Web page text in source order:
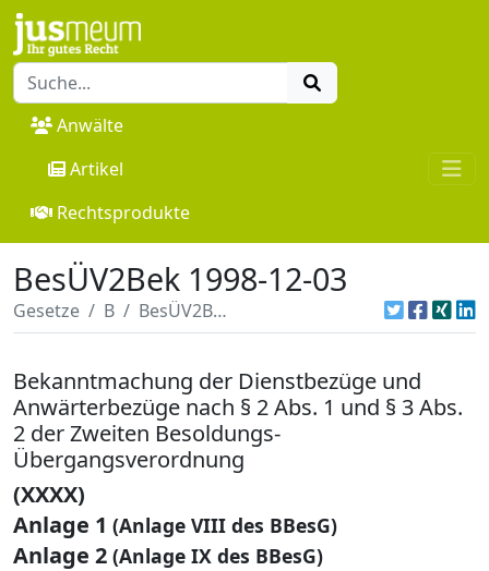
Anwälte
Artikel
Rechtsprodukte
BesÜV2Bek 1998-12-03
Gesetze B BesÜV2Bek 1998-12-03
Bekanntmachung der Dienstbezüge und
Anwärterbezüge nach § 2 Abs. 1 und § 3 Abs.
2 der Zweiten Besoldungs-
Übergangsverordnung
(XXXX)
Anlage 1 (Anlage VIII des BBesG)
Anlage 2 (Anlage IX des BBesG)